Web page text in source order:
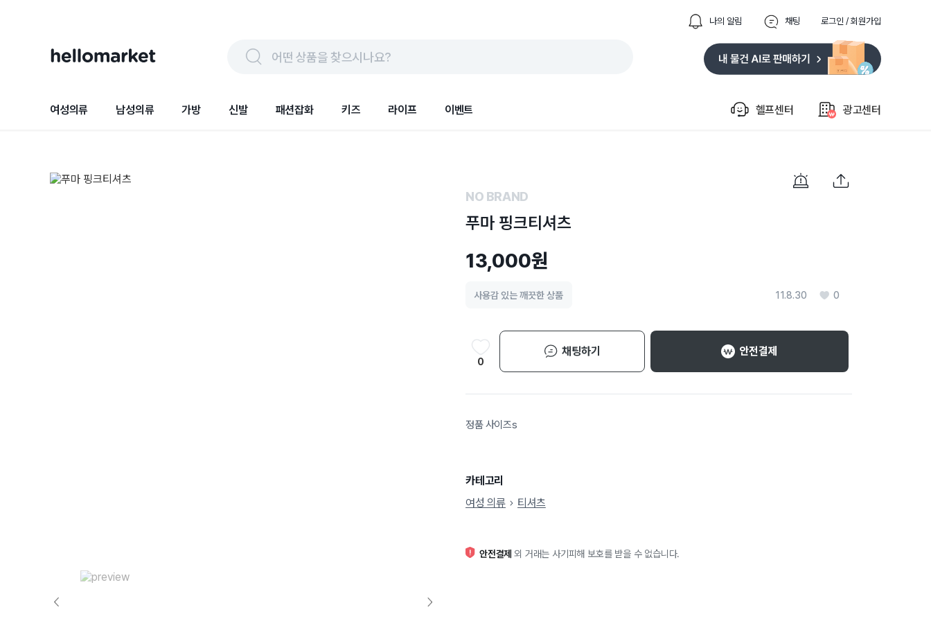
나의 알림 채팅 로그인 / 회원가입
어떤 상품을 찾으시나요?
여성의류 남성의류 가방 신발 패션잡화 키즈 라이프 이벤트 헬프센터 광고센터
NO BRAND
푸마 핑크티셔츠
13,000원
11.8.30 0
사용감 있는 깨끗한 상품
0
채팅하기 안전결제
정품 사이즈s
카테고리
여성 의류
티셔츠
안전결제 외 거래는 사기피해 보호를 받을 수 없습니다.